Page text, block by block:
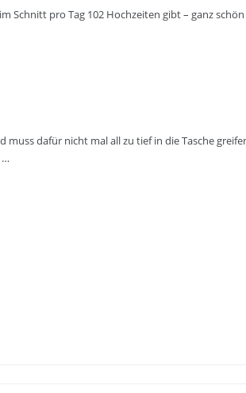
Schnitt pro Tag 102 Hochzeiten gibt – ganz
dafür nicht mal all zu tief in die Tasche
…